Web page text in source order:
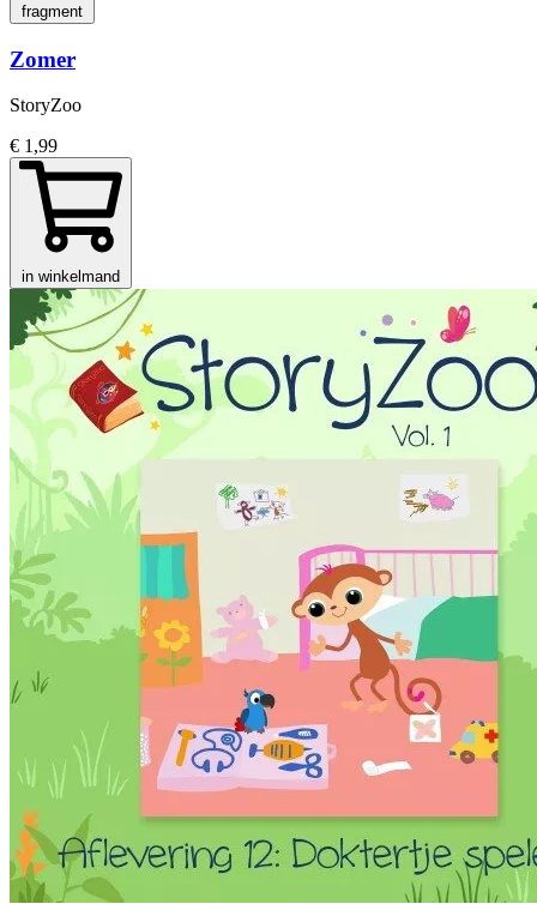
fragment
Zomer
StoryZoo
€ 1,99
in winkelmand